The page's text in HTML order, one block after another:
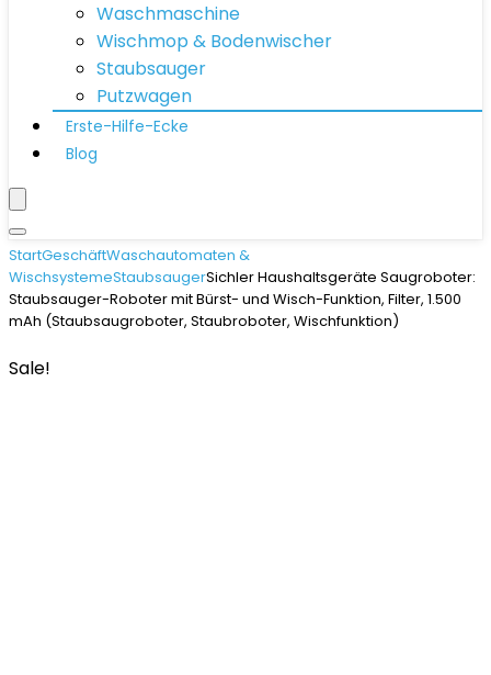
Waschmaschine
Wischmop & Bodenwischer
Staubsauger
Putzwagen
Erste-Hilfe-Ecke
Blog
StartGeschäftWaschautomaten &
WischsystemeStaubsaugerSichler Haushaltsgeräte Saugroboter:
Staubsauger-Roboter mit Bürst- und Wisch-Funktion, Filter, 1.500
mAh (Staubsaugroboter, Staubroboter, Wischfunktion)
Sale!